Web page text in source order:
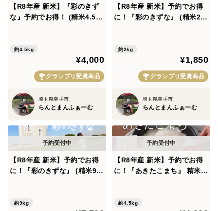
るために、乾燥する際に低温送風で時間をかけてじっく
り水分を飛ばしていきます。高温で一気に乾燥するより
も高品質な状態のお米に仕上がります。
さらに、自宅にある米選別機で、色が黒くなってしまっ
た粒や小さい粒はすべて取り除き、一定の高品質な粒だ
た目ともに高品質なお米をお届けいたします！
※玄米・分づき対応いたします！ご相談ください。
原産地：埼玉県
内容量：2㎏
【R8年産 新米】『彩のきず
な』予約でお得！ (精米4.5k
約4.5kg
¥4,000
グランプリ受賞商品
埼玉県幸手市
らんとまんふぁーむ
【R8年産 新米】予約でお得
に！『彩のきずな』 (精米2k
約2kg
¥1,850
グランプリ受賞商品
埼玉県幸手市
らんとまんふぁーむ
【R8年産 新米】予約でお得
に！『彩のきずな』 (精米9k
約9kg
【R8年産 新米】予約でお得
に！『あきたこまち』 精米4.
約4.5kg